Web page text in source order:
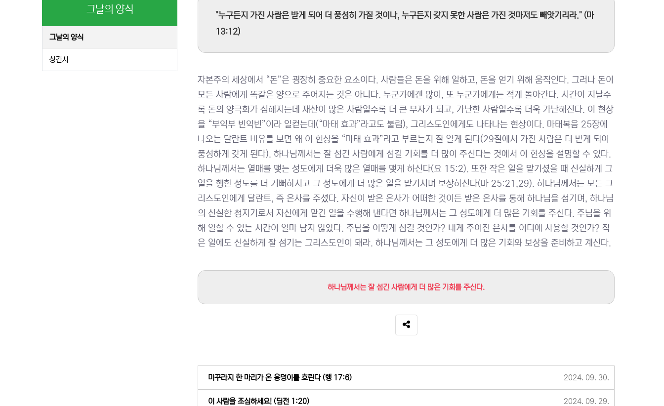
"누구든지 가진 사람은 받게 되어 더 풍성히 가질 것이나, 누구든지 갖지 못한 사람은 가진 것마저도 빼앗기리라." (마
13:12)
자본주의 세상에서 “돈”은 굉장히 중요한 요소이다. 사람들은 돈을 위해 일하고, 돈을 얻기 위해 움직인다. 그러나 돈이
모든 사람에게 똑같은 양으로 주어지는 것은 아니다. 누군가에겐 많이, 또 누군가에게는 적게 돌아간다. 시간이 지날수
록 돈의 양극화가 심해지는데 재산이 많은 사람일수록 더 큰 부자가 되고, 가난한 사람일수록 더욱 가난해진다. 이 현상
을 “부익부 빈익빈”이라 일컫는데(“마태 효과”라고도 불림), 그리스도인에게도 나타나는 현상이다. 마태복음 25장에
나오는 달란트 비유를 보면 왜 이 현상을 “마태 효과”라고 부르는지 잘 알게 된다(29절에서 가진 사람은 더 받게 되어
풍성하게 갖게 된다). 하나님께서는 잘 섬긴 사람에게 섬길 기회를 더 많이 주신다는 것에서 이 현상을 설명할 수 있다.
하나님께서는 열매를 맺는 성도에게 더욱 많은 열매를 맺게 하신다(요 15:2). 또한 작은 일을 맡기셨을 때 신실하게 그
일을 행한 성도를 더 기뻐하시고 그 성도에게 더 많은 일을 맡기시며 보상하신다(마 25:21,29). 하나님께서는 모든 그
리스도인에게 달란트, 즉 은사를 주셨다. 자신이 받은 은사가 어떠한 것이든 받은 은사를 통해 하나님을 섬기며, 하나님
의 신실한 청지기로서 자신에게 맡긴 일을 수행해 낸다면 하나님께서는 그 성도에게 더 많은 기회를 주신다. 주님을 위
해 일할 수 있는 시간이 얼마 남지 않았다. 주님을 어떻게 섬길 것인가? 내게 주어진 은사를 어디에 사용할 것인가? 작
은 일에도 신실하게 잘 섬기는 그리스도인이 돼라. 하나님께서는 그 성도에게 더 많은 기회와 보상을 준비하고 계신다.
하나님께서는 잘 섬긴 사람에게 더 많은 기회를 주신다.
SNS 공유
미꾸라지 한 마리가 온 웅덩이를 흐린다 (행 17:6) 2024. 09. 30.
이 사람을 조심하세요! (딤전 1:20) 2024. 09. 29.
그날의 양식
그날의 양식
창간사